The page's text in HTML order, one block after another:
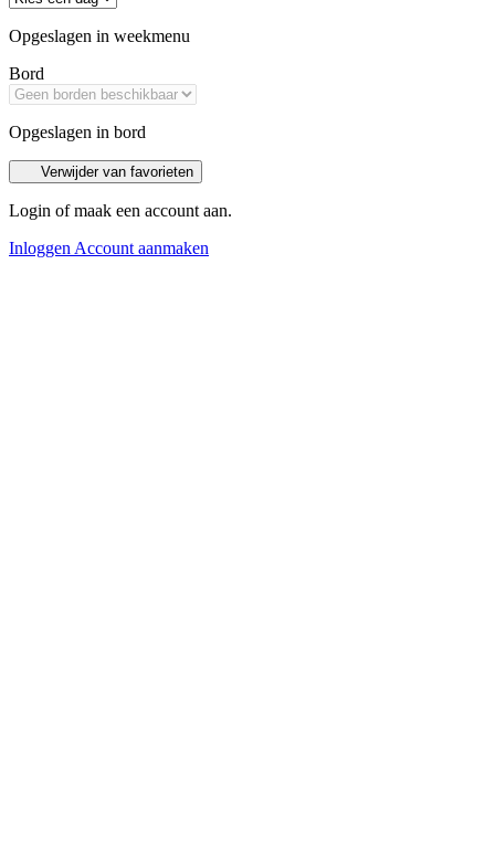
Opgeslagen in weekmenu
Bord
Opgeslagen in bord
Verwijder van favorieten
Login of maak een account aan.
Inloggen Account aanmaken